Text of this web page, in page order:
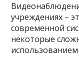
учреждениях –
современной
некоторые